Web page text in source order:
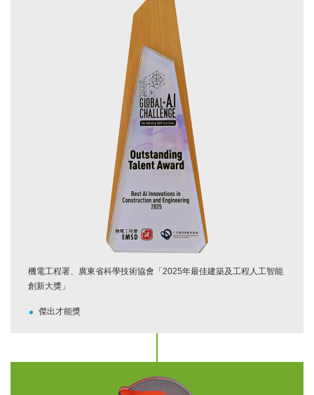
機電工程署、廣東省科學技術協會「2025年最佳建築及工程人工智能
創新大獎」
傑出才能獎